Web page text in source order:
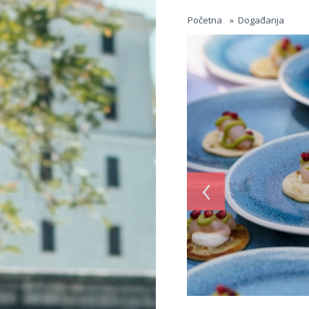
Jump to navigation
Početna » Događanja
‹